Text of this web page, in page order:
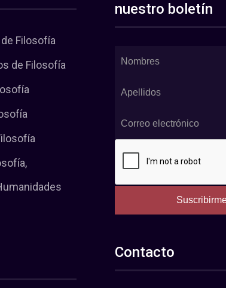
Filosofía
de Filosofía
nuestro boletín
Contacto